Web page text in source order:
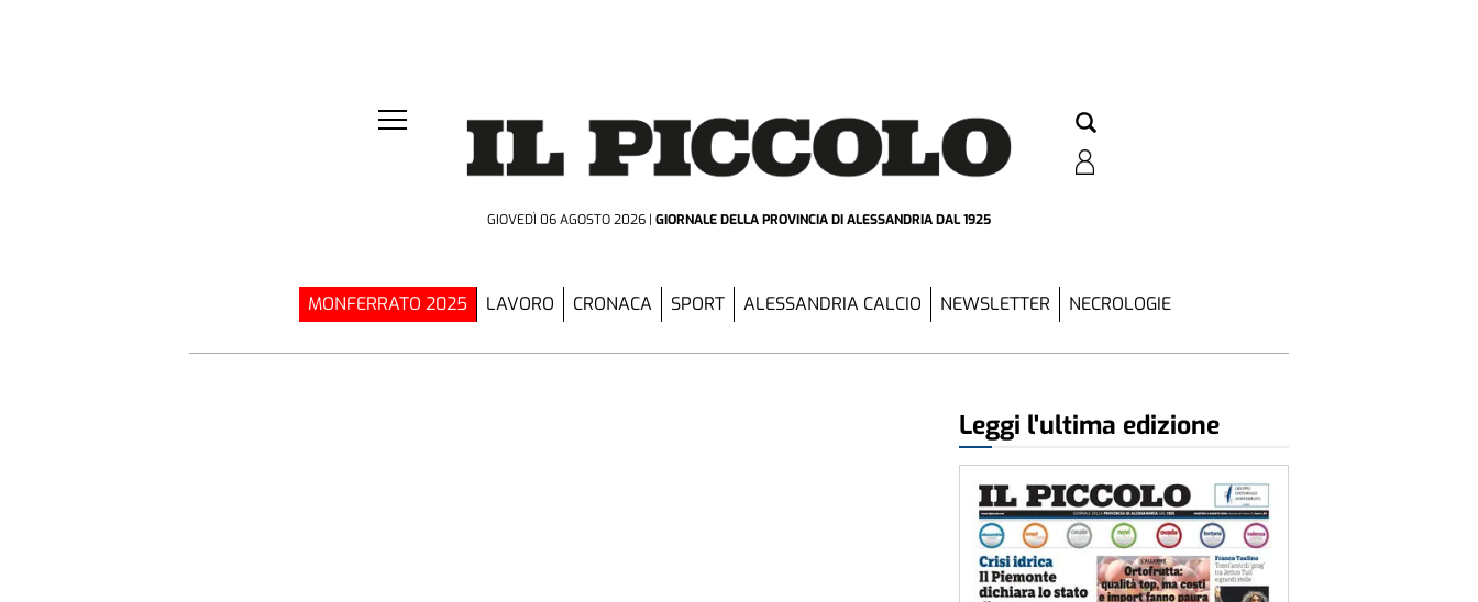
GIOVEDÌ 06 AGOSTO 2026 GIORNALE DELLA PROVINCIADI ALESSANDRIA DAL 1925
MONFERRATO 2025 LAVORO CRONACA SPORT ALESSANDRIA CALCIO NEWSLETTER NECROLOGIE
Leggi l'ultima edizione